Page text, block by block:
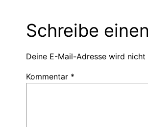
Schreibe
Deine E-Mail-Adresse wird
Kommentar *